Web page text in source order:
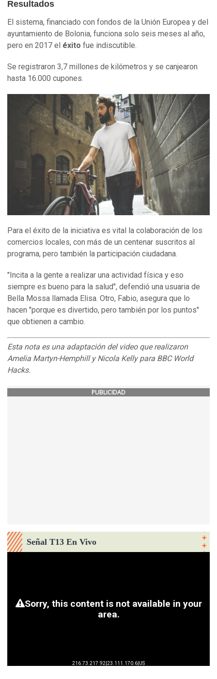
Resultados
El sistema, financiado con fondos de la Unión Europea y del
ayuntamiento de Bolonia, funciona solo seis meses al año,
pero en 2017 el éxito fue indiscutible.
Se registraron 3,7 millones de kilómetros y se canjearon
hasta 16.000 cupones.
Para el éxito de la iniciativa es vital la colaboración de los
comercios locales, con más de un centenar suscritos al
programa, pero también la participación ciudadana.
"Incita a la gente a realizar una actividad física y eso
siempre es bueno para la salud", defendió una usuaria de
Bella Mossa llamada Elisa. Otro, Fabio, asegura que lo
hacen "porque es divertido, pero también por los puntos"
que obtienen a cambio.
Esta nota es una adaptación del video que realizaron
Amelia Martyn-Hemphill yNicola Kelly para BBC World
Hacks.
PUBLICIDAD
Señal T13 En Vivo